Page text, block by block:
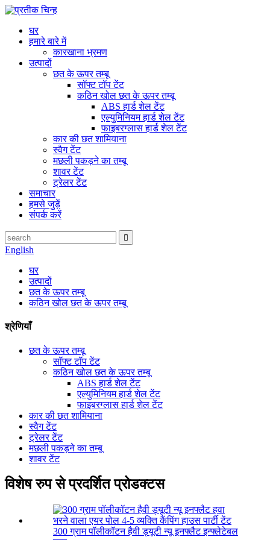
घर
हमारे बारे में
कारखाना भ्रमण
उत्पादों
छत के ऊपर तम्बू
सॉफ्ट टॉप टेंट
कठिन खोल छत के ऊपर तम्बू
ABS हार्ड शेल टेंट
एल्युमिनियम हार्ड शेल टेंट
फाइबरग्लास हार्ड शेल टेंट
कार की छत शामियाना
स्वैग टेंट
मछली पकड़ने का तम्बू
शावर टेंट
ट्रेलर टेंट
समाचार
हमसे जुड़ें
संपर्क करें
English
घर
उत्पादों
छत के ऊपर तम्बू
कठिन खोल छत के ऊपर तम्बू
श्रेणियाँ
छत के ऊपर तम्बू
सॉफ्ट टॉप टेंट
कठिन खोल छत के ऊपर तम्बू
ABS हार्ड शेल टेंट
एल्युमिनियम हार्ड शेल टेंट
फाइबरग्लास हार्ड शेल टेंट
कार की छत शामियाना
स्वैग टेंट
ट्रेलर टेंट
मछली पकड़ने का तम्बू
शावर टेंट
विशेष रुप से प्रदर्शित प्रोडक्टस
300 ग्राम पॉलीकॉटन हैवी ड्यूटी न्यू इनफ्लैट इन्फ्लेटेबल